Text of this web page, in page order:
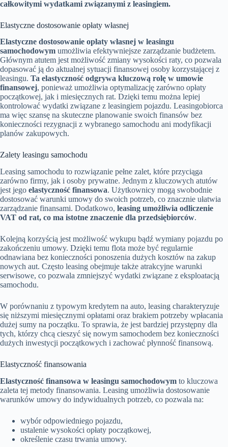
całkowitymi wydatkami związanymi z leasingiem.
Elastyczne dostosowanie opłaty własnej
Elastyczne dostosowanie opłaty własnej w leasingu
samochodowym umożliwia efektywniejsze zarządzanie budżetem.
Głównym atutem jest możliwość zmiany wysokości raty, co pozwala
dopasować ją do aktualnej sytuacji finansowej osoby korzystającej z
leasingu. Ta elastyczność odgrywa kluczową rolę w umowie
finansowej, ponieważ umożliwia optymalizację zarówno opłaty
początkowej, jak i miesięcznych rat. Dzięki temu można lepiej
kontrolować wydatki związane z leasingiem pojazdu. Leasingobiorca
ma więc szansę na skuteczne planowanie swoich finansów bez
konieczności rezygnacji z wybranego samochodu ani modyfikacji
planów zakupowych.
Zalety leasingu samochodu
Leasing samochodu to rozwiązanie pełne zalet, które przyciąga
zarówno firmy, jak i osoby prywatne. Jednym z kluczowych atutów
jest jego elastyczność finansowa. Użytkownicy mogą swobodnie
dostosować warunki umowy do swoich potrzeb, co znacznie ułatwia
zarządzanie finansami. Dodatkowo, leasing umożliwia odliczenie
VAT od rat, co ma istotne znaczenie dla przedsiębiorców.
Kolejną korzyścią jest możliwość wykupu bądź wymiany pojazdu po
zakończeniu umowy. Dzięki temu flota może być regularnie
odnawiana bez konieczności ponoszenia dużych kosztów na zakup
nowych aut. Często leasing obejmuje także atrakcyjne warunki
serwisowe, co pozwala zmniejszyć wydatki związane z eksploatacją
samochodu.
W porównaniu z typowym kredytem na auto, leasing charakteryzuje
się niższymi miesięcznymi opłatami oraz brakiem potrzeby wpłacania
dużej sumy na początku. To sprawia, że jest bardziej przystępny dla
tych, którzy chcą cieszyć się nowym samochodem bez konieczności
dużych inwestycji początkowych i zachować płynność finansową.
Elastyczność finansowania
Elastyczność finansowa w leasingu samochodowym to kluczowa
zaleta tej metody finansowania. Leasing umożliwia dostosowanie
warunków umowy do indywidualnych potrzeb, co pozwala na:
wybór odpowiedniego pojazdu,
ustalenie wysokości opłaty początkowej,
określenie czasu trwania umowy.